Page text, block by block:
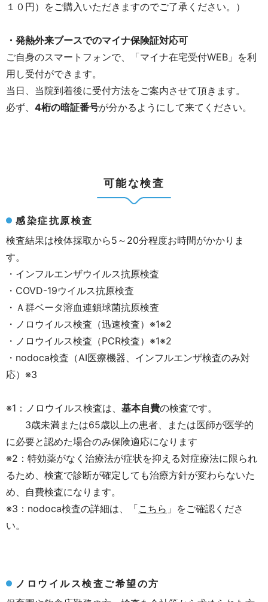
１０円）をご購入いただきますのでご了承ください。）
・発熱外来ブースでのマイナ保険証対応可
ご自身のスマートフォンで、「マイナ在宅受付WEB」を利
用し受付ができます。
当日、当院到着後に受付方法をご案内させて頂きます。
必ず、 4桁の暗証番号が分かるようにして来てください。
可能な検査
感染症抗原検査
検査結果は検体採取から5～20分程度お時間がかかりま
す。
・インフルエンザウイルス抗原検査
・COVD-19ウイルス抗原検査
・Ａ群ベータ溶血連鎖球菌抗原検査
・ノロウイルス検査（迅速検査）※1※2
・ノロウイルス検査（PCR検査）※1※2
・nodoca検査（AI医療機器、インフルエンザ検査のみ対
応）※3
※1：ノロウイルス検査は、 基本自費の検査です。
3歳未満または65歳以上の患者、または医師が医学的
に必要と認めた場合のみ保険適応になります
※2：特効薬がなく治療法が症状を抑える対症療法に限られ
るため、検査で診断が確定しても治療方針が変わらないた
め、自費検査になります。
※3：nodoca検査の詳細は、「こちら 」をご確認くださ
い。
ノロウイルス検査ご希望の方